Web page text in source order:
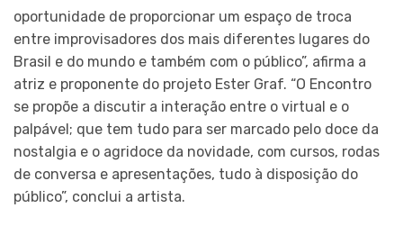
oportunidade de proporcionar um espaço de troca
entre improvisadores dos mais diferentes lugares do
Brasil e do mundo e também com o público”, afirma a
atriz e proponente do projeto Ester Graf. “O Encontro
se propõe a discutir a interação entre o virtual e o
palpável; que tem tudo para ser marcado pelo doce da
nostalgia e o agridoce da novidade, com cursos, rodas
de conversa e apresentações, tudo à disposição do
público”, conclui a artista.